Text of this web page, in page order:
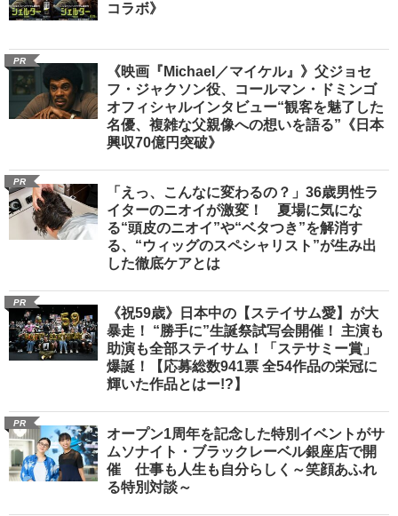
コラボ》
PR
《映画『Michael／マイケル』》父ジョセ
フ・ジャクソン役、コールマン・ドミンゴ
オフィシャルインタビュー“観客を魅了した
名優、複雑な父親像への想いを語る”《日本
興収70億円突破》
PR
「えっ、こんなに変わるの？」36歳男性ラ
イターのニオイが激変！ 夏場に気にな
る“頭皮のニオイ”や“ベタつき”を解消す
る、“ウィッグのスペシャリスト”が生み出
した徹底ケアとは
PR
《祝59歳》日本中の【ステイサム愛】が大
暴走！ “勝手に”生誕祭試写会開催！ 主演も
助演も全部ステイサム！「ステサミー賞」
爆誕！【応募総数941票 全54作品の栄冠に
輝いた作品とはー!?】
PR
オープン1周年を記念した特別イベントがサ
ムソナイト・ブラックレーベル銀座店で開
催 仕事も人生も自分らしく～笑顔あふれ
る特別対談～